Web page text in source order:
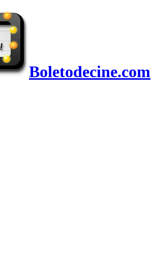
Boletodecine.com